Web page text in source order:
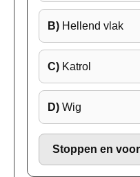
B) Hellend vlak
C) Katrol
D) Wig
Stoppen en